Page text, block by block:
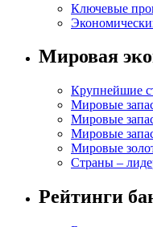
Ключевые
Мировая
Крупнейшие
Мировые
Мировые
Мировые
Мировые
Страны –
Рейтинги